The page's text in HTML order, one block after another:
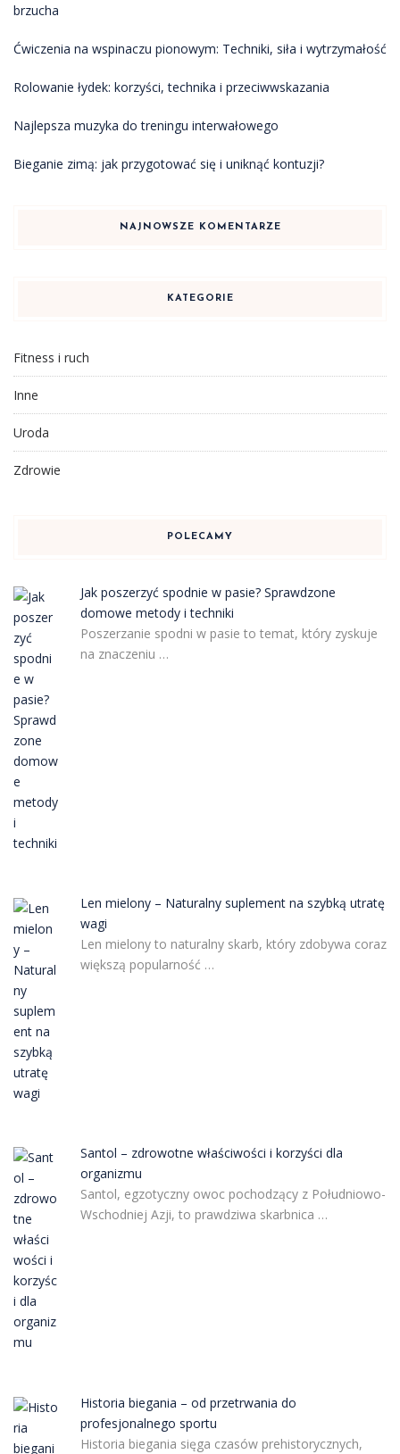
brzucha
Ćwiczenia na wspinaczu pionowym: Techniki, siła i wytrzymałość
Rolowanie łydek: korzyści, technika i przeciwwskazania
Najlepsza muzyka do treningu interwałowego
Bieganie zimą: jak przygotować się i uniknąć kontuzji?
NAJNOWSZE KOMENTARZE
KATEGORIE
Fitness i ruch
Inne
Uroda
Zdrowie
POLECAMY
Jak poszerzyć spodnie w pasie? Sprawdzone
domowe metody i techniki
Poszerzanie spodni w pasie to temat, który zyskuje
na znaczeniu …
Len mielony – Naturalny suplement na szybką utratę
wagi
Len mielony to naturalny skarb, który zdobywa coraz
większą popularność …
Santol – zdrowotne właściwości i korzyści dla
organizmu
Santol, egzotyczny owoc pochodzący z Południowo-
Wschodniej Azji, to prawdziwa skarbnica …
Historia biegania – od przetrwania do
profesjonalnego sportu
Historia biegania sięga czasów prehistorycznych,